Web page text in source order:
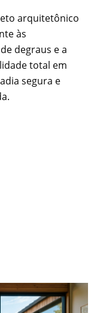
arquitetônico
às
degraus e a
total em
segura e